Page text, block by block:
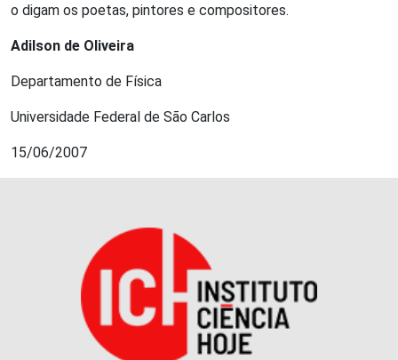
o digam os poetas, pintores e compositores.
Adilson de Oliveira
Departamento de Física
Universidade Federal de São Carlos
15/06/2007